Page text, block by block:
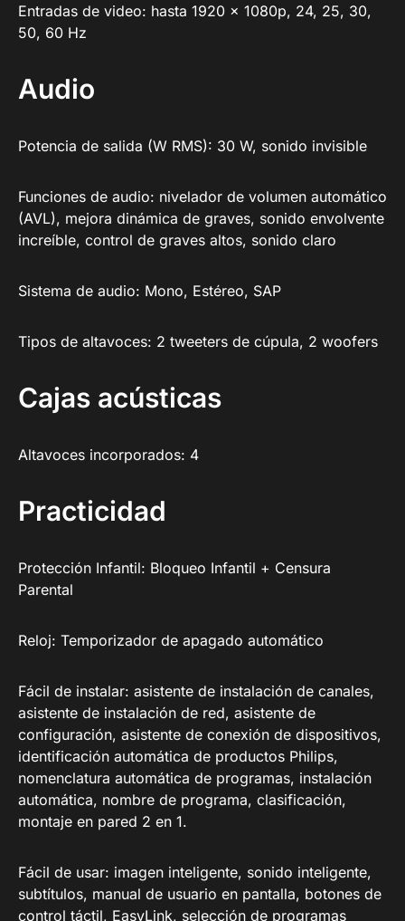
Entradas de video: hasta 1920 x 1080p, 24, 25, 30,
50, 60 Hz
Audio
Potencia de salida (W RMS): 30 W, sonido invisible
Funciones de audio: nivelador de volumen automático
(AVL), mejora dinámica de graves, sonido envolvente
increíble, control de graves altos, sonido claro
Sistema de audio: Mono, Estéreo, SAP
Tipos de altavoces: 2 tweeters de cúpula, 2 woofers
Cajas acústicas
Altavoces incorporados: 4
Practicidad
Protección Infantil: Bloqueo Infantil + Censura
Parental
Reloj: Temporizador de apagado automático
Fácil de instalar: asistente de instalación de canales,
asistente de instalación de red, asistente de
configuración, asistente de conexión de dispositivos,
identificación automática de productos Philips,
nomenclatura automática de programas, instalación
automática, nombre de programa, clasificación,
montaje en pared 2 en 1.
Fácil de usar: imagen inteligente, sonido inteligente,
subtítulos, manual de usuario en pantalla, botones de
control táctil, EasyLink, selección de programas